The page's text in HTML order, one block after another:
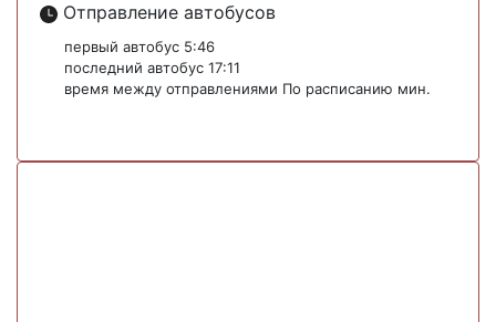
Отправление автобусов
первый автобус 5:46
последний автобус 17:11
время между отправлениями По расписанию мин.